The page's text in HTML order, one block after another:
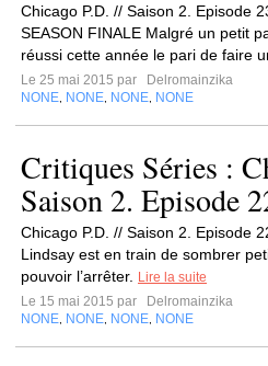
Chicago P.D. // Saison 2. Episode
SEASON FINALE Malgré un petit
réussi cette année le pari de faire
Le 25 mai 2015 par
Delromainzika
NONE NONE NONE NONE
Critiques Séries :
Saison 2. Episode
Chicago P.D. // Saison 2. Episode
Lindsay est en train de sombrer
pouvoir l’arrêter.
Lire la suite
Le 15 mai 2015 par
Delromainzika
NONE NONE NONE NONE